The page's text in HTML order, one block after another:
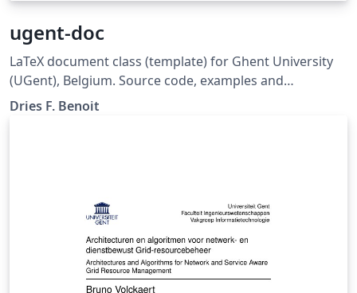
ugent-doc
LaTeX document class (template) for Ghent University
(UGent), Belgium. Source code, examples and
description: Github:
Dries F. Benoit